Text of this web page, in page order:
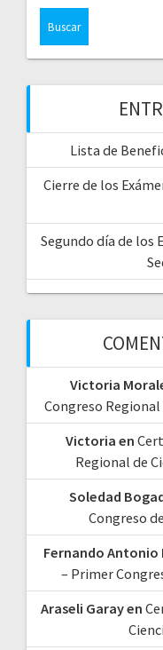
Lista de
Cierre de los
Segundo día de los
Victoria
Congreso
Victoria en
Regional de
Soledad
Congreso
Fernando Antonio
– Primer
Araseli Garayen